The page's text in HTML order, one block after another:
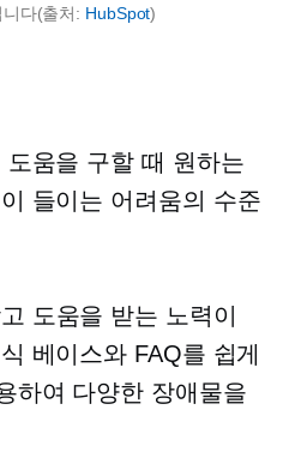
다(출처: HubSpot)
움을 구할 때 원하는
들이는 어려움의 수준
도움을 받는 노력이
베이스와 FAQ를 쉽게
하여 다양한 장애물을